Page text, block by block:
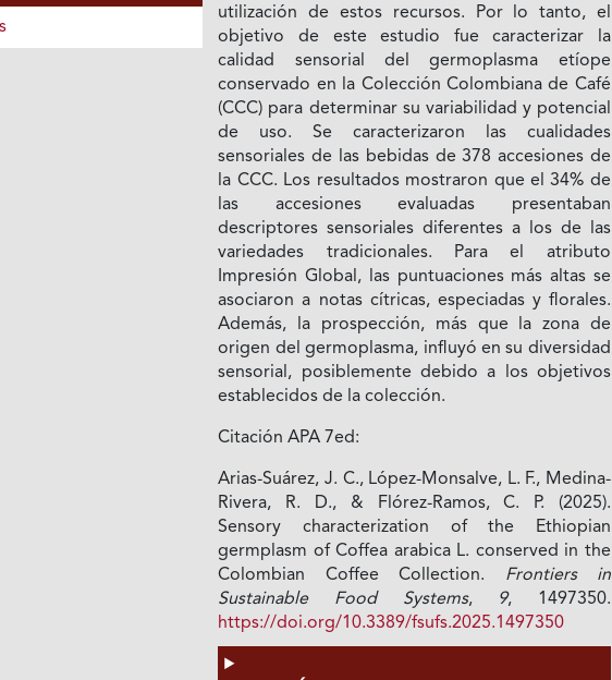
utilización de estos recursos. Por lo tanto, el
objetivo de este estudio fue caracterizar la
calidad sensorial del germoplasma etíope
conservado en la Colección Colombiana de Café
(CCC) para determinar su variabilidad y potencial
de uso. Se caracterizaron las cualidades
sensoriales de las bebidas de 378 accesiones de
la CCC. Los resultados mostraron que el 34% de
las accesiones evaluadas presentaban
descriptores sensoriales diferentes a los de las
variedades tradicionales. Para el atributo
Impresión Global, las puntuaciones más altas se
asociaron a notas cítricas, especiadas y florales.
Además, la prospección, más que la zona de
origen del germoplasma, influyó en su diversidad
sensorial, posiblemente debido a los objetivos
establecidos de la colección.
Citación APA 7ed:
Arias-Suárez, J. C., López-Monsalve, L. F., Medina-
Rivera, R. D., & Flórez-Ramos, C. P. (2025).
Sensory characterization of the Ethiopian
germplasm of Coffea arabica L. conserved in the
Colombian Coffee Collection. Frontiers in
Sustainable Food Systems, 9, 1497350.
https://doi.org/10.3389/fsufs.2025.1497350